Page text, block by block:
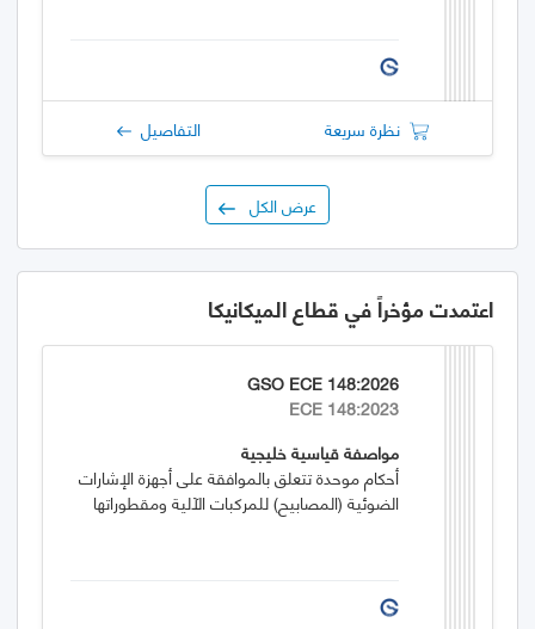
نظرة سريعة التفاصيل
عرض الكل
اعتمدت مؤخراً في قطاع الميكانيكا
GSO ECE 148:2026
ECE 148:2023
مواصفة قياسية خليجية
أحكام موحدة تتعلق بالموافقة على أجهزة الإشارات
الضوئية (المصابيح) للمركبات الآلية ومقطوراتها